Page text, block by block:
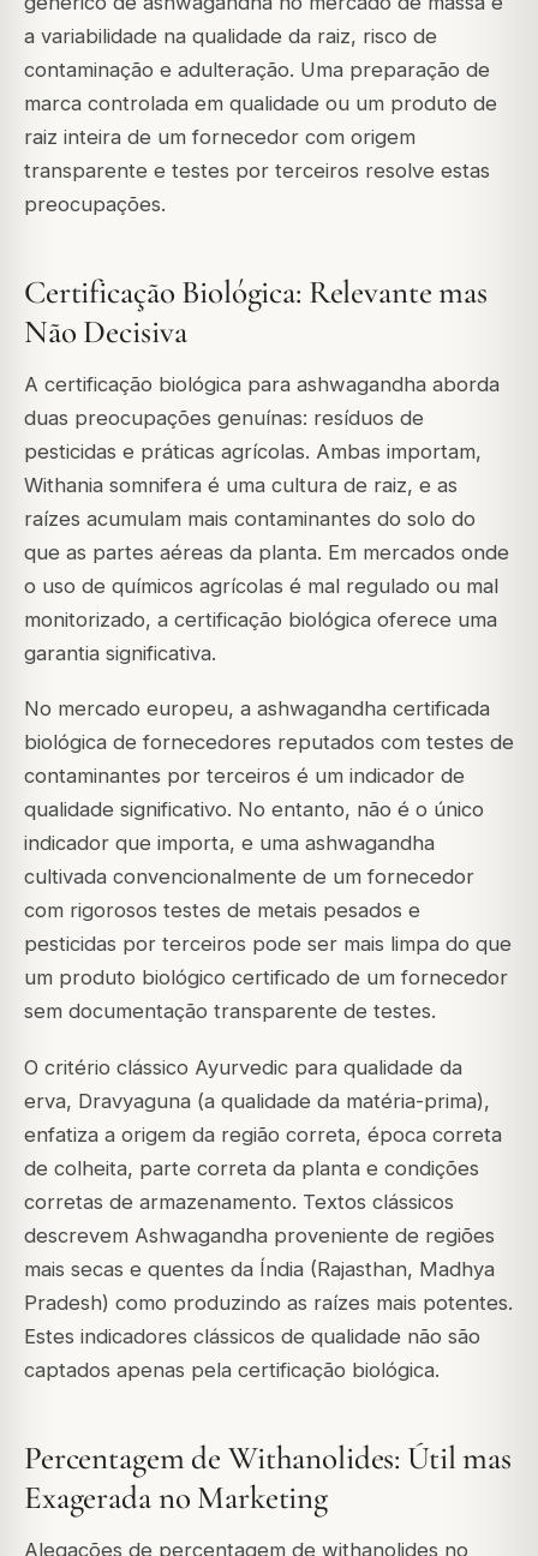
a variabilidade na qualidade da raiz, risco de
contaminação e adulteração. Uma preparação de
marca controlada em qualidade ou um produto de
raiz inteira de um fornecedor com origem
transparente e testes por terceiros resolve estas
preocupações.
Certificação Biológica: Relevante mas
Não Decisiva
A certificação biológica para ashwagandha aborda
duas preocupações genuínas: resíduos de
pesticidas e práticas agrícolas. Ambas importam,
Withania somnifera é uma cultura de raiz, e as
raízes acumulam mais contaminantes do solo do
que as partes aéreas da planta. Em mercados onde
o uso de químicos agrícolas é mal regulado ou mal
monitorizado, a certificação biológica oferece uma
garantia significativa.
No mercado europeu, a ashwagandha certificada
biológica de fornecedores reputados com testes de
contaminantes por terceiros é um indicador de
qualidade significativo. No entanto, não é o único
indicador que importa, e uma ashwagandha
cultivada convencionalmente de um fornecedor
com rigorosos testes de metais pesados e
pesticidas por terceiros pode ser mais limpa do que
um produto biológico certificado de um fornecedor
sem documentação transparente de testes.
O critério clássico Ayurvedic para qualidade da
erva, Dravyaguna (a qualidade da matéria-prima),
enfatiza a origem da região correta, época correta
de colheita, parte correta da planta e condições
corretas de armazenamento. Textos clássicos
descrevem Ashwagandha proveniente de regiões
mais secas e quentes da Índia (Rajasthan, Madhya
Pradesh) como produzindo as raízes mais potentes.
Estes indicadores clássicos de qualidade não são
captados apenas pela certificação biológica.
Percentagem de Withanolides: Útil mas
Exagerada no Marketing
Alegações de percentagem de withanolides no